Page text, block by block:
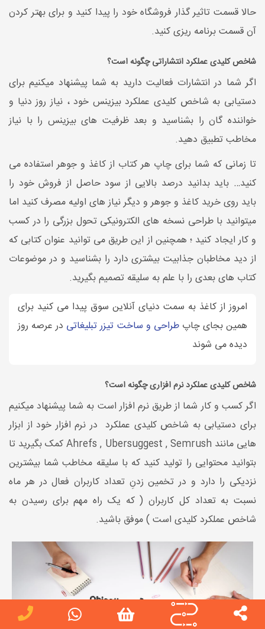
حالا قسمت تاثیر گذار فروشگاه خود را پیدا کنید و برای بهتر کردن
آن قسمت برنامه ریزی کنید.
شاخص کلیدی عملکرد انتشاراتی چگونه است؟
اگر شما در انتشارات فعالیت دارید به شما پیشنهاد میکنیم برای
دستیابی به شاخص کلیدی عملکرد بیزینس خود ، نیاز روز دنیا و
خواننده گان را بشناسید و بعد ظرفیت های بیزینس را با نیاز
مخاطب تطبیق دهید.
تا زمانی که شما برای چاپ هر کتاب از کاغذ و جوهر استفاده می
کنید… باید بدانید درصد بالایی از سود حاصل از فروش خود را
باید روی خرید کاغذ و جوهر و دیگر نیاز های اولیه مصرف کنید اما
میتوانید با طراحی نسخه های الکترونیکی تحول بزرگی را در کسب
و کار ایجاد کنید ؛ همچنین از این طریق می توانید عنوان کتابی که
از دید مخاطبان جذابیت بیشتری دارد را بشناسید و در موضوعات
کتاب های بعدی را با علم به سلیقه تصمیم بگیرید.
امروز از کاغذ به سمت دنیای آنلاین سوق پیدا می کنید برای
همین بجای چاپطراحی و ساخت تیزر تبلیغاتی در عرصه روز
دیده می شوند
شاخص کلیدی عملکرد نرم افزاری چگونه است؟
اگر کسب و کار شما از طریق نرم افزار است به شما پیشنهاد میکنیم
برای دستیابی به شاخص کلیدی عملکرد در نرم افزار خود از ابزار
هایی مانند Ahrefs , Ubersuggest , Semrush کمک بگیرید تا
بتوانید محتوایی را تولید کنید که با سلیقه مخاطب شما بیشترین
نزدیکی را دارد و در تخمین زدنِ تعداد کاربران فعال در هر ماه
نسبت به تعداد کل کاربران ( که یک راه مهم برای رسیدن به
شاخص عملکرد کلیدی است ) موفق باشید.